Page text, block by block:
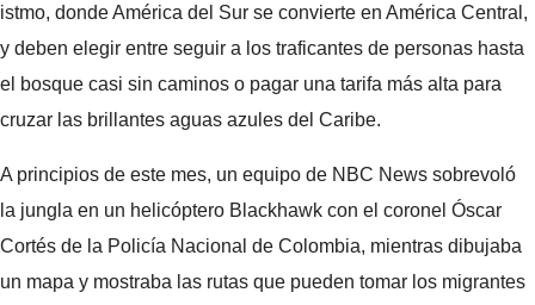
istmo, donde América del Sur se convierte en América Central,
y deben elegir entre seguir a los traficantes de personas hasta
el bosque casi sin caminos o pagar una tarifa más alta para
cruzar las brillantes aguas azules del Caribe.
A principios de este mes, un equipo de NBC News sobrevoló
la jungla en un helicóptero Blackhawk con el coronel Óscar
Cortés de la Policía Nacional de Colombia, mientras dibujaba
un mapa y mostraba las rutas que pueden tomar los migrantes